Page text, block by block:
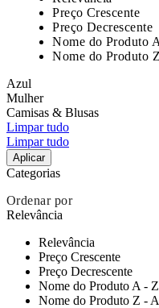
Preço Crescente
Preço Decrescente
Nome do Produto
Nome do Produto
Azul
Mulher
Camisas & Blusas
Limpar tudo
Limpar tudo
Aplicar
Categorias
Ordenar por
Relevância
Relevância
Preço Crescente
Preço Decrescente
Nome do Produto A - Z
Nome do Produto Z - A